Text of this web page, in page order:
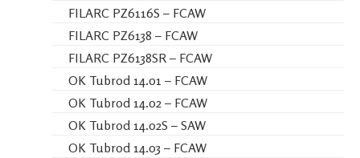
FILARC PZ6116S – FCAW
FILARC PZ6138 – FCAW
FILARC PZ6138SR – FCAW
OK Tubrod 14.01 – FCAW
OK Tubrod 14.02 – FCAW
OK Tubrod 14.02S – SAW
OK Tubrod 14.03 – FCAW